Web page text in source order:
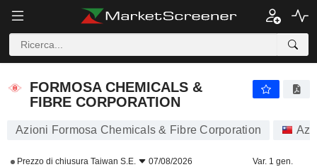
FORMOSA CHEMICALS &
FIBRE CORPORATION
Azioni Formosa Chemicals & Fibre Corporation
Prezzo di chiusura Taiwan S.E. 07/08/2026 Var. 1 gen.